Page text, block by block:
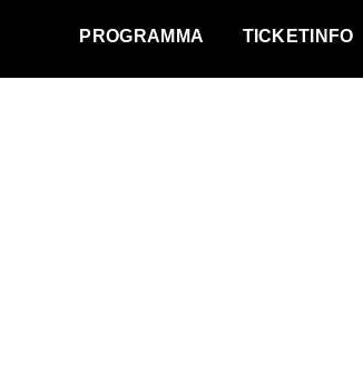
PROGRAMMA TICKETINFO